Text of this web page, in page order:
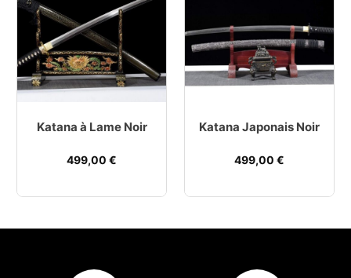
Katana à Lame Noir
499,00 €
Katana Japonais Noir
499,00 €